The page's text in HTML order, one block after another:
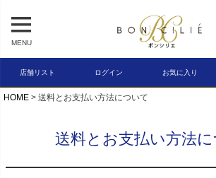
MENU
店舗リスト ログイン お気に入り
検索
HOME 送料とお支払い方法について
送料とお支払い方法